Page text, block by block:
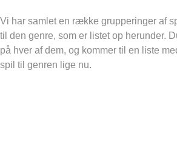
Vi har samlet en række grupperinger af
til den genre, som er listet op herunder.
på hver af dem, og kommer til en liste
spil til genren lige nu.